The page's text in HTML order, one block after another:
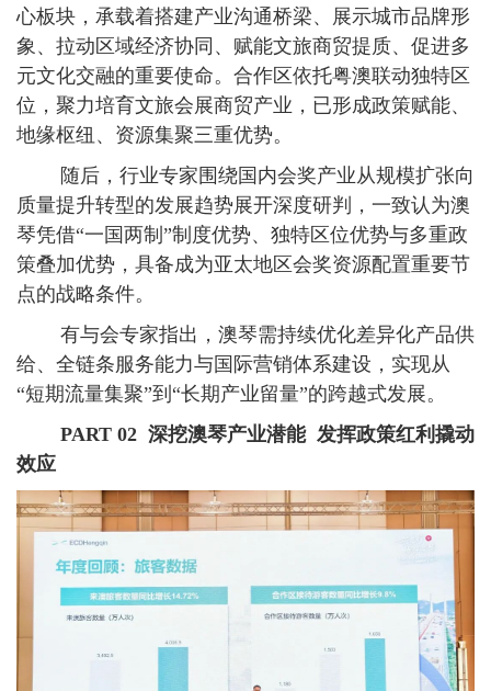
心板块，承载着搭建产业沟通桥梁、展示城市品牌形
象、拉动区域经济协同、赋能文旅商贸提质、促进多
元文化交融的重要使命。合作区依托粤澳联动独特区
位，聚力培育文旅会展商贸产业，已形成政策赋能、
地缘枢纽、资源集聚三重优势。
随后，行业专家围绕国内会奖产业从规模扩张向
质量提升转型的发展趋势展开深度研判，一致认为澳
琴凭借“一国两制”制度优势、独特区位优势与多重政
策叠加优势，具备成为亚太地区会奖资源配置重要节
点的战略条件。
有与会专家指出，澳琴需持续优化差异化产品供
给、全链条服务能力与国际营销体系建设，实现从
“短期流量集聚”到“长期产业留量”的跨越式发展。
PART 02 深挖澳琴产业潜能 发挥政策红利撬动
效应